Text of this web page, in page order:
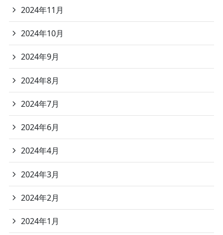
2024年11月
2024年10月
2024年9月
2024年8月
2024年7月
2024年6月
2024年4月
2024年3月
2024年2月
2024年1月